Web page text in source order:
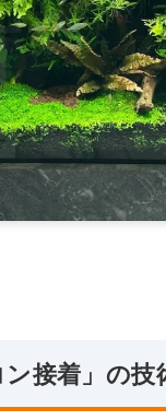
接着」の技